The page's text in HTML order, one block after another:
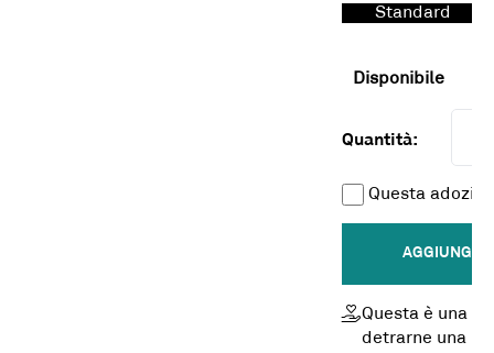
Standard
Disponibile
Quantità:
Questa
AGGIUNGI
Questa è una
detrarne una